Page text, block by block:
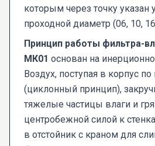
которым через точку указан
проходной диаметр (06, 10,
Принцип работы фильтра-
МК01 основан на
Воздух, поступая в корпус по
(циклонный принцип),
тяжелые частицы влаги и
центробежной силой к
в отстойник с краном для